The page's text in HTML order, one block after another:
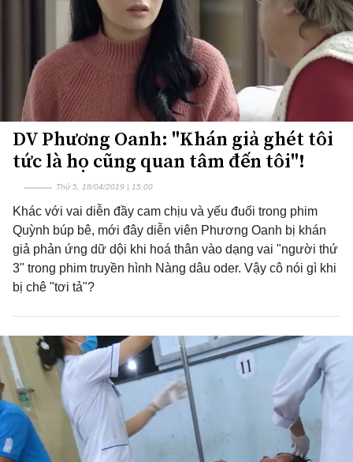
DV Phương Oanh: "Khán giả ghét tôi
tức là họ cũng quan tâm đến tôi"!
Thứ 5, 18/04/2019 | 15:00
Khác với vai diễn đầy cam chịu và yếu đuối trong phim
Quỳnh búp bê, mới đây diễn viên Phương Oanh bị khán
giả phản ứng dữ dội khi hoá thân vào dạng vai "người thứ
3" trong phim truyền hình Nàng dâu oder. Vậy cô nói gì khi
bị chê "tơi tả"?